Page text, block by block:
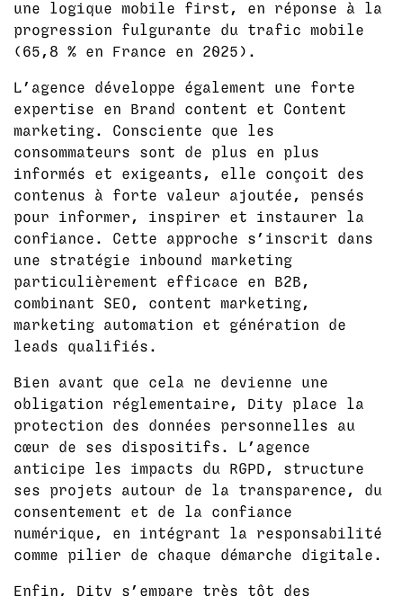
une logique mobile first, en réponse à la
progression fulgurante du trafic mobile
(65,8 % en France en 2025).
L’agence développe également une forte
expertise en Brand content et Content
marketing. Consciente que les
consommateurs sont de plus en plus
informés et exigeants, elle conçoit des
contenus à forte valeur ajoutée, pensés
pour informer, inspirer et instaurer la
confiance. Cette approche s’inscrit dans
une stratégie inbound marketing
particulièrement efficace en B2B,
combinant SEO, content marketing,
marketing automation et génération de
leads qualifiés.
Bien avant que cela ne devienne une
obligation réglementaire, Dity place la
protection des données personnelles au
cœur de ses dispositifs. L’agence
anticipe les impacts du RGPD, structure
ses projets autour de la transparence, du
consentement et de la confiance
numérique, en intégrant la responsabilité
comme pilier de chaque démarche digitale.
Enfin, Dity s’empare très tôt des